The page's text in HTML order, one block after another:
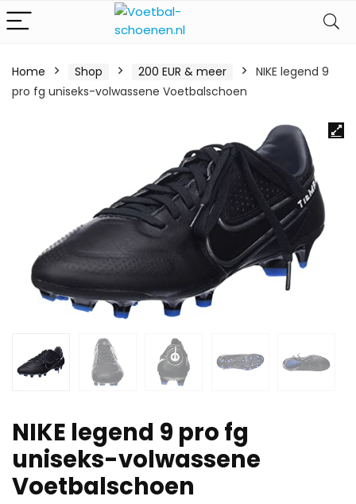
Home Shop 200 EUR & meer
NIKE legend 9
pro fg uniseks-volwassene Voetbalschoen
NIKE legend 9 pro fg
uniseks-volwassene
Voetbalschoen